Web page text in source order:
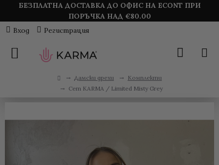
БЕЗПЛАТНА ДОСТАВКА ДО ОФИС НА ECONT ПРИ
ПОРЪЧКА НАД €80.00
Вход
Регистрация
Дамски дрехи
Комплекти
Сет KARMA / Limited Misty Grey